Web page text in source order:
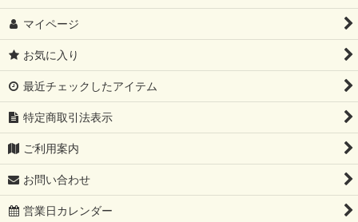
マイページ
お気に入り
最近チェックしたアイテム
特定商取引法表示
ご利用案内
お問い合わせ
営業日カレンダー